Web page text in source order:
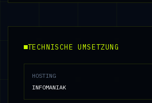
TECHNISCHE UMSETZUNG
HOSTING
INFOMANIAK